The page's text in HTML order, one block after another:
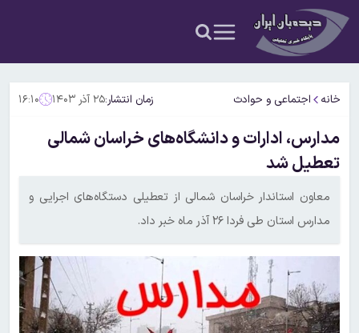
خانه اجتماعی و حوادث زمان انتشار:۲۵ آذر ۱۴۰۳ ۱۶:۱۰
مدارس، ادارات و دانشگاه‌های خراسان شمالی
تعطیل شد
معاون استاندار خراسان شمالی از تعطیلی دستگاه‌های اجرایی و
مدارس استان طی فردا ۲۶ آذر ماه خبر داد.